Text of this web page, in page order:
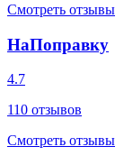
Смотреть отзывы
НаПоправку
4.7
110 отзывов
Смотреть отзывы